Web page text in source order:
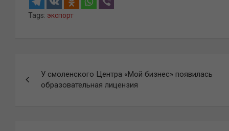
Tags: экспорт
по
У смоленского Центра «Мой бизнес» появилась
образовательная лицензия